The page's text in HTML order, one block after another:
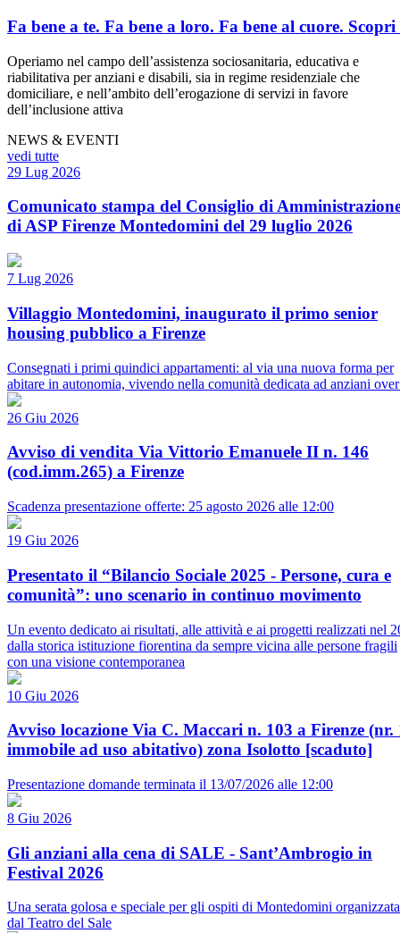
Fa bene a te. Fa bene a loro. Fa bene al cuore.
Operiamo nel campo dell’assistenza sociosanitaria, educativa e
riabilitativa per anziani e disabili, sia in regime residenziale che
domiciliare, e nell’ambito dell’erogazione di servizi in favore
dell’inclusione attiva
NEWS & EVENTI
vedi tutte
29 Lug 2026
Comunicato stampa del Consiglio di
di ASP Firenze Montedomini del 29 luglio 2026
7 Lug 2026
Villaggio Montedomini, inaugurato il primo senior
housing pubblico a Firenze
Consegnati i primi quindici appartamenti: al via una nuova forma per
abitare in autonomia, vivendo nella comunità dedicata ad anziani
26 Giu 2026
Avviso di vendita Via Vittorio Emanuele II n. 146
(cod.imm.265) a Firenze
Scadenza presentazione offerte: 25 agosto 2026 alle 12:00
19 Giu 2026
Presentato il “Bilancio Sociale 2025 - Persone, cura e
comunità”: uno scenario in continuo movimento
Un evento dedicato ai risultati, alle attività e ai progetti realizzati nel
dalla storica istituzione fiorentina da sempre vicina alle persone fragili
con una visione contemporanea
10 Giu 2026
Avviso locazione Via C. Maccari n. 103 a Firenze (nr.
immobile ad uso abitativo) zona Isolotto [scaduto]
Presentazione domande terminata il 13/07/2026 alle 12:00
8 Giu 2026
Gli anziani alla cena di SALE - Sant’Ambrogio in
Festival 2026
Una serata golosa e speciale per gli ospiti di Montedomini organizzata
dal Teatro del Sale